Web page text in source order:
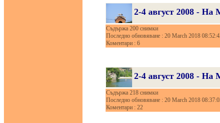
2-4 август 2008 -
Съдържа 200 снимки
Последно обновяване : 20 March 2018
Коментари : 6
2-4 август 2008 -
Съдържа 218 снимки
Последно обновяване : 20 March 2018
Коментари : 22